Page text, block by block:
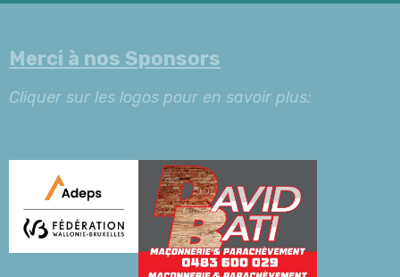
Merci à nos Sponsors
Cliquer sur les logos pour en savoir plus: